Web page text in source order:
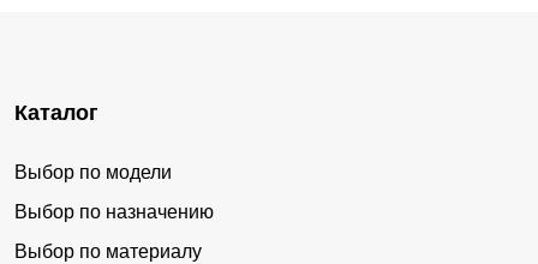
Каталог
Выбор по модели
Выбор по назначению
Выбор по материалу